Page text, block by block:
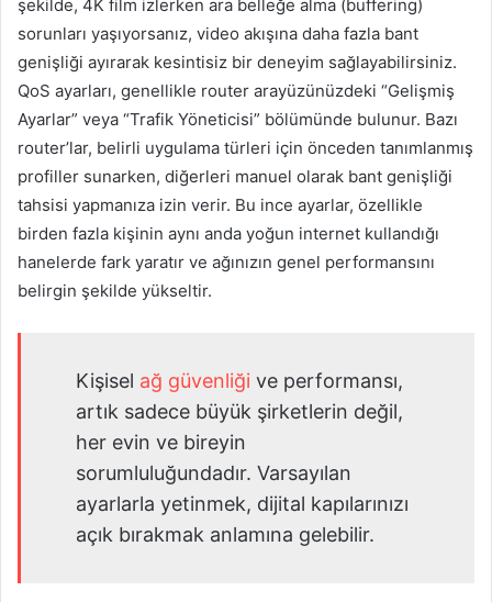
şekilde, 4K film izlerken ara belleğe alma (buffering)
sorunları yaşıyorsanız, video akışına daha fazla bant
genişliği ayırarak kesintisiz bir deneyim sağlayabilirsiniz.
QoS ayarları, genellikle router arayüzünüzdeki “Gelişmiş
Ayarlar” veya “Trafik Yöneticisi” bölümünde bulunur. Bazı
router’lar, belirli uygulama türleri için önceden tanımlanmış
profiller sunarken, diğerleri manuel olarak bant genişliği
tahsisi yapmanıza izin verir. Bu ince ayarlar, özellikle
birden fazla kişinin aynı anda yoğun internet kullandığı
hanelerde fark yaratır ve ağınızın genel performansını
belirgin şekilde yükseltir.
Kişisel ağ güvenliği ve performansı,
artık sadece büyük şirketlerin değil,
her evin ve bireyin
sorumluluğundadır. Varsayılan
ayarlarla yetinmek, dijital kapılarınızı
açık bırakmak anlamına gelebilir.